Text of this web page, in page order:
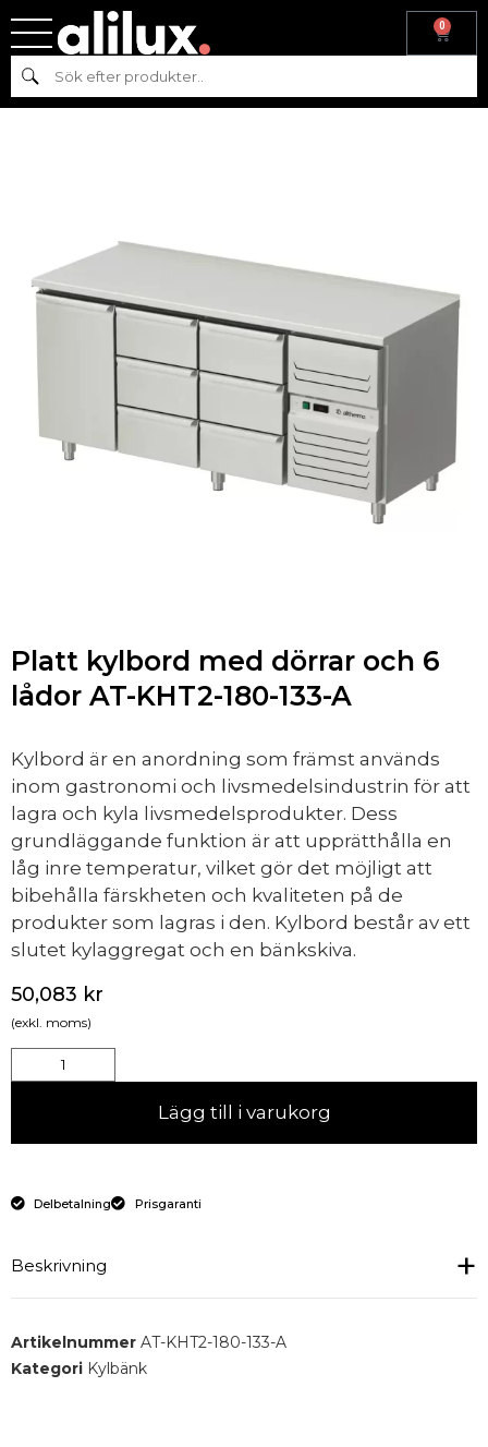
0
Sök
Hem
lådor AT-KHT2-180-133-A
Platt kylbord med dörrar och 6
lådor AT-KHT2-180-133-A
Kylbord är en anordning som främst används
inom gastronomi och livsmedelsindustrin för att
lagra och kyla livsmedelsprodukter. Dess
grundläggande funktion är att upprätthålla en
låg inre temperatur, vilket gör det möjligt att
bibehålla färskheten och kvaliteten på de
produkter som lagras i den. Kylbord består av ett
slutet kylaggregat och en bänkskiva.
50,083 kr
(exkl. moms)
Lägg till i varukorg
Delbetalning Prisgaranti
Beskrivning
Platt kylbord med 1 dörr och 6 lådor.
Artikelnummer AT-KHT2-180-133-A
Kategori Kylbänk